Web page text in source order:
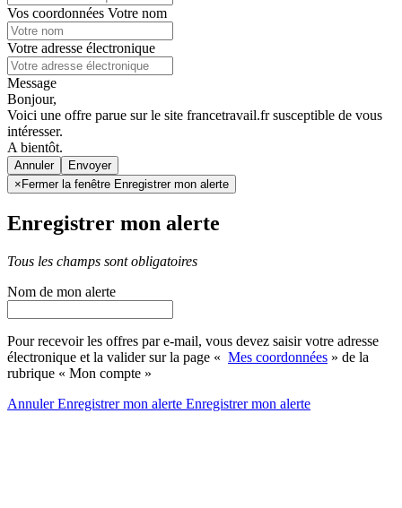
Vos coordonnées Votre nom
Votre adresse électronique
Message
Bonjour,
Voici une offre parue sur le site francetravail.fr susceptible de vous
intéresser.
A bientôt.
Annuler
× Fermer la fenêtre Enregistrer mon alerte
Enregistrer mon alerte
Tous les champs sont obligatoires
Nom de mon alerte
Pour recevoir les offres par e-mail, vous devez saisir votre adresse
électronique et la valider sur la page « Mes coordonnées » de la
rubrique « Mon compte »
AnnulerEnregistrer mon alerte Enregistrermon alerte